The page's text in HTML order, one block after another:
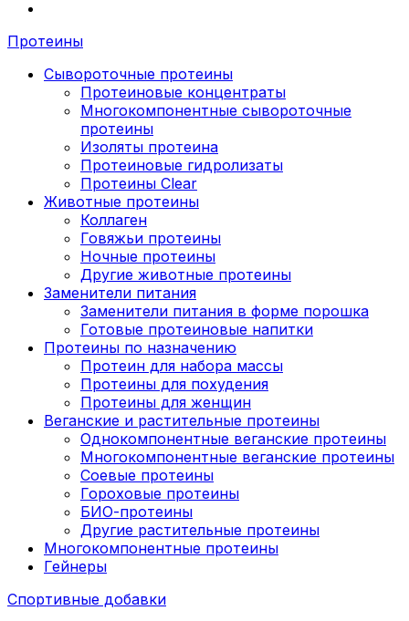
Протеины
Сывороточные протеины
Протеиновые концентраты
Многокомпонентные сывороточные
протеины
Изоляты протеина
Протеиновые гидролизаты
Протеины Clear
Животные протеины
Коллаген
Говяжьи протеины
Ночные протеины
Другие животные протеины
Заменители питания
Заменители питания в форме порошка
Готовые протеиновые напитки
Протеины по назначению
Протеин для набора массы
Протеины для похудения
Протеины для женщин
Веганские и растительные протеины
Однокомпонентные веганские протеины
Многокомпонентные веганские протеины
Соевые протеины
Гороховые протеины
БИО-протеины
Другие растительные протеины
Многокомпонентные протеины
Гейнеры
Спортивные добавки